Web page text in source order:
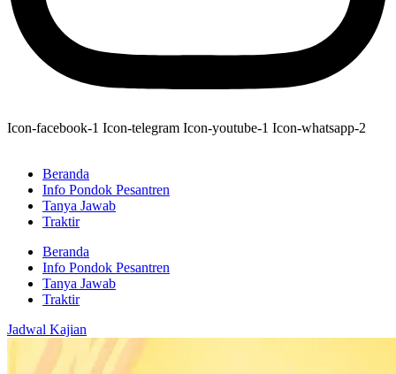
Icon-facebook-1 Icon-telegram Icon-youtube-1 Icon-whatsapp-2
Beranda
Info Pondok Pesantren
Tanya Jawab
Traktir
Beranda
Info Pondok Pesantren
Tanya Jawab
Traktir
Jadwal Kajian